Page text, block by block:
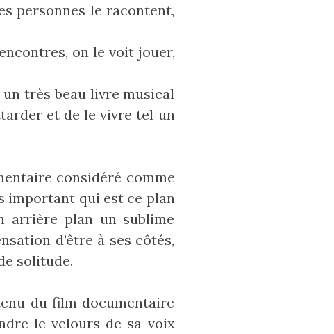
personnes le racontent,
on le voit jouer,
très beau livre musical
et de le vivre tel un
considéré comme
important qui est ce plan
arrière plan un sublime
d’être à ses côtés,
solitude.
du film documentaire
le velours de sa voix